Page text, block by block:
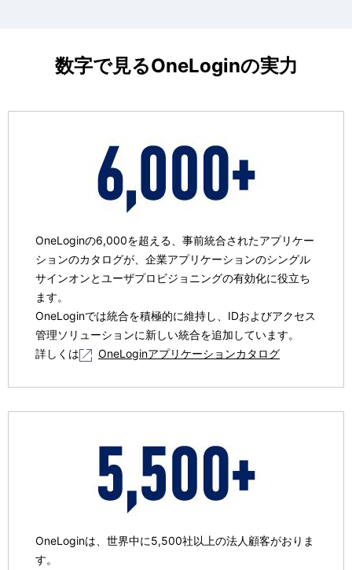
数字で見るOneLoginの実力
OneLoginの6,000を超える、事前統合されたアプリケー
ションのカタログが、企業アプリケーションのシングル
サインオンとユーザプロビジョニングの有効化に役立ち
ます。
OneLoginでは統合を積極的に維持し、IDおよびアクセス
管理ソリューションに新しい統合を追加しています。
詳しくは
OneLoginアプリケーションカタログ
OneLoginは、世界中に5,500社以上の法人顧客がおりま
す。